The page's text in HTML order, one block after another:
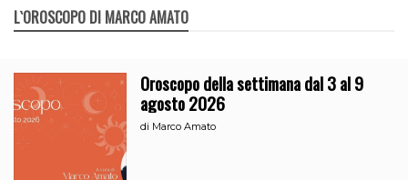
L`OROSCOPO DI MARCO AMATO
Oroscopo della settimana dal 3 al 9
agosto 2026
di Marco Amato